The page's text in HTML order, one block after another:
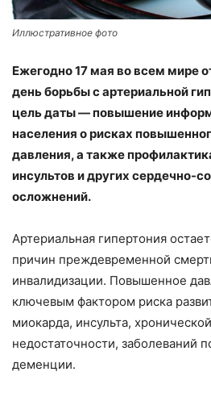
Иллюстративное фото
Ежегодно 17 мая во всем мире
день борьбы с артериальной
цель даты — повышение
населения о рисках
давления, а также
инсультов и других сердечно-
осложнений.
Артериальная гипертония
причин преждевременной
инвалидизации. Повышенное
ключевым фактором риска
миокарда, инсульта,
недостаточности, заболеваний
деменции.